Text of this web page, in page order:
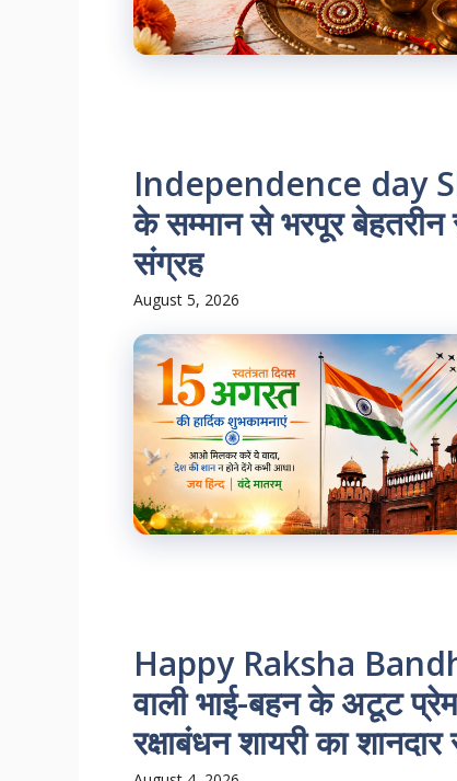
Independence day
के सम्मान से भरपूर बेहतरीन
संग्रह
August 5, 2026
Happy Raksha
वाली भाई-बहन के अटूट
रक्षाबंधन शायरी का